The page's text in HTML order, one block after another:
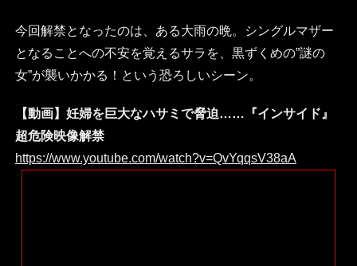
今回解禁となったのは、ある大雨の晩。シングルマザー
となることへの不安を覚えるサラを、黒ずくめの”謎の
女”が襲いかかる！という恐ろしいシーン。
【動画】妊婦を巨大なハサミで脅迫……『インサイド』
超危険映像解禁
https://www.youtube.com/watch?v=QvYqqsV38aA